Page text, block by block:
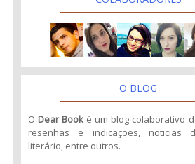
O BLOG
O Dear Book é um blog colaborativo
resenhas e indicações, noticias
literário, entre outros.